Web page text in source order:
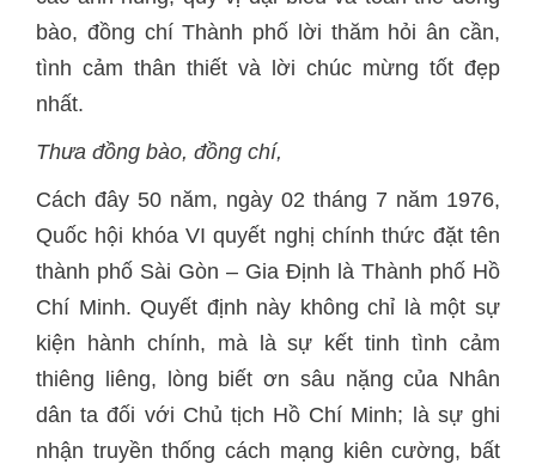
bào, đồng chí Thành phố lời thăm hỏi ân cần,
tình cảm thân thiết và lời chúc mừng tốt đẹp
nhất.
Thưa đồng bào, đồng chí,
Cách đây 50 năm, ngày 02 tháng 7 năm 1976,
Quốc hội khóa VI quyết nghị chính thức đặt tên
thành phố Sài Gòn – Gia Định là Thành phố Hồ
Chí Minh. Quyết định này không chỉ là một sự
kiện hành chính, mà là sự kết tinh tình cảm
thiêng liêng, lòng biết ơn sâu nặng của Nhân
dân ta đối với Chủ tịch Hồ Chí Minh; là sự ghi
nhận truyền thống cách mạng kiên cường, bất